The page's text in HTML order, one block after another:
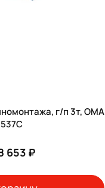
г/п 3т, OMA
537C
653 ₽